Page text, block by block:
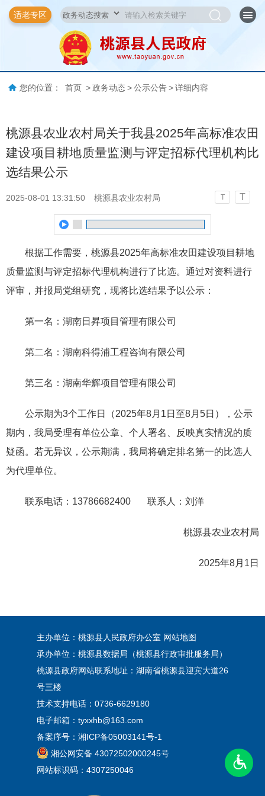
适老专区
您的位置： 首页 > 政务动态 > 公示公告 > 详细内容
桃源县农业农村局关于我县2025年高标准农田
建设项目耕地质量监测与评定招标代理机构比
选结果公示
2025-08-01 13:31:50 桃源县农业农村局 T T
根据工作需要，桃源县2025年高标准农田建设项目耕地
质量监测与评定招标代理机构进行了比选。通过对资料进行
评审，并报局党组研究，现将比选结果予以公示：
第一名：湖南日昇项目管理有限公司
第二名：湖南科得浦工程咨询有限公司
第三名：湖南华辉项目管理有限公司
公示期为3个工作日（2025年8月1日至8月5日），公示
期内，我局受理有单位公章、个人署名、反映真实情况的质
疑函。若无异议，公示期满，我局将确定排名第一的比选人
为代理单位。
联系电话：13786682400 联系人：刘洋
桃源县农业农村局
2025年8月1日
主办单位：桃源县人民政府办公室 网站地图
承办单位：桃源县数据局（桃源县行政审批服务局）
桃源县政府网站联系地址：湖南省桃源县迎宾大道26
号三楼
技术支持电话：0736-6629180
电子邮箱：tyxxhb@163.com
备案序号： 湘ICP备05003141号-1
湘公网安备 43072502000245号
网站标识码：4307250046